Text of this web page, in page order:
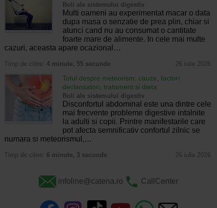
Boli ale sistemului digestiv
Multi oameni au experimentat macar o data
dupa masa o senzatie de prea plin, chiar si
atunci cand nu au consumat o cantitate
foarte mare de alimente. In cele mai multe
cazuri, aceasta apare ocazional…
Timp de citire: 4 minute, 55 secunde 26 iulie 2026
Totul despre meteorism: cauze, factori
declansatori, tratament si dieta
Boli ale sistemului digestiv
Disconfortul abdominal este una dintre cele
mai frecvente probleme digestive intalnite
la adulti si copii. Printre manifestarile care
pot afecta semnificativ confortul zilnic se
numara si meteorismul,…
Timp de citire: 6 minute, 3 secunde 26 iulie 2026
infoline@catena.ro CallCenter